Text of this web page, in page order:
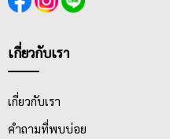
เกี่ยวกับเรา
เกี่ยวกับเรา
คำถามที่พบบ่อย